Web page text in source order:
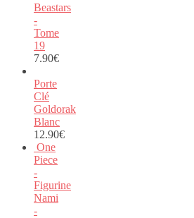
Beastars
-
Tome
19
7.90€
Porte
Clé
Goldorak
Blanc
12.90€
One
Piece
-
Figurine
Nami
-